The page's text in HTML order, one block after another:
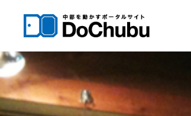
ス
キ
ッ
プ